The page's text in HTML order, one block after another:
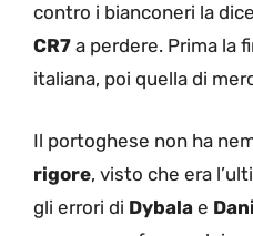
contro i bianconeri la
CR7 a perdere. Prima la
italiana, poi quella di
Il portoghese non ha
rigore, visto che era
gli errori di Dybala e